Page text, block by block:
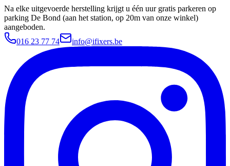
Na elke uitgevoerde herstelling krijgt u één uur gratis parkeren op
parking De Bond (aan het station, op 20m van onze winkel)
aangeboden.
016 23 77 74
info@ifixers.be